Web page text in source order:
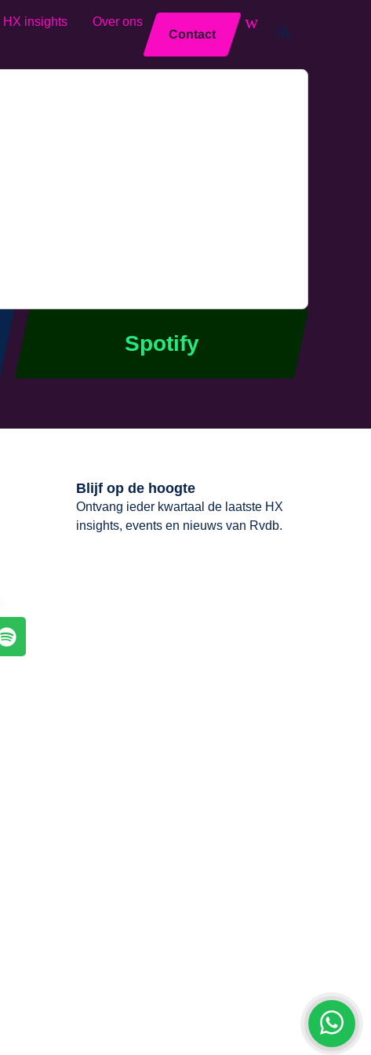
Sluiten
HX insights
Over ons
Contact
NL
Spotify
Blijf op de hoogte
Ontvang ieder kwartaal de laatste HX
insights, events en nieuws van Rvdb.